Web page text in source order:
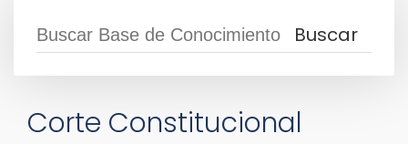
Corte Constitucional